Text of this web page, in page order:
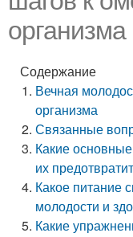
организма
Содержание
Вечная
организма
Связанные
Какие
их
Какое питание
молодости и
Какие